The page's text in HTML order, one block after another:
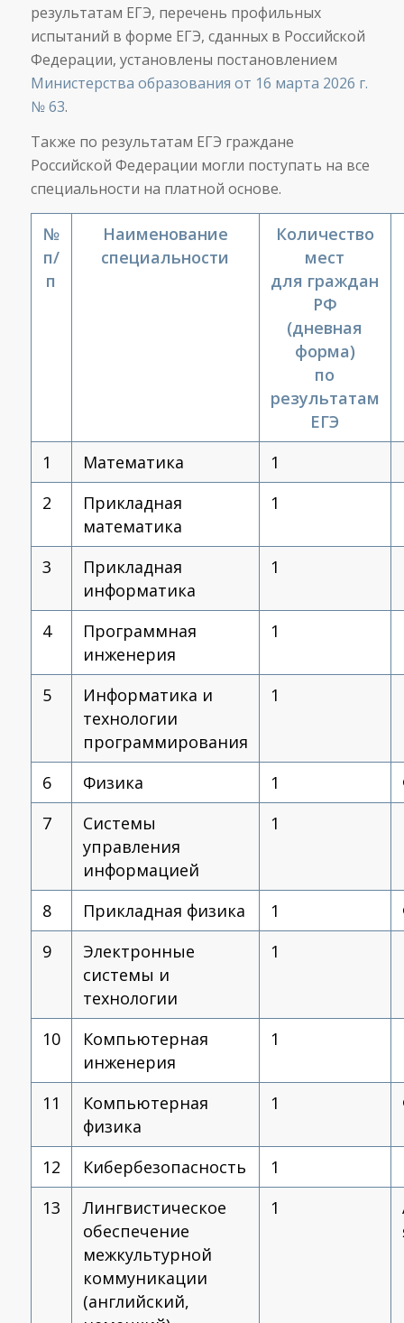
результатам ЕГЭ, перечень профильных
испытаний в форме ЕГЭ, сданных в Российской
Федерации, установлены постановлением
Министерства образования от 16 марта 2026 г.
№ 63.
Также по результатам ЕГЭ граждане
Российской Федерации могли поступать на все
специальности на платной основе.
№
п/
п
Наименование
специальности
Количество
мест
для граждан
РФ
(дневная
форма)
по
результатам
ЕГЭ
1
Математика 1
2
Прикладная
математика
1
3
Прикладная
информатика
1
4
Программная
инженерия
1
5
Информатика и
технологии
программирования
1
6 Физика 1
7
Системы
управления
информацией
1
8 Прикладная физика 1
9
Электронные
системы и
технологии
1
10
Компьютерная
инженерия
1
11
Компьютерная
физика
1
12 Кибербезопасность 1
13
Лингвистическое
обеспечение
межкультурной
коммуникации
(английский,
1